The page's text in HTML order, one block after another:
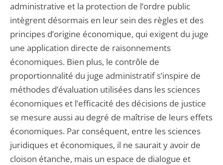
administrative et la protection de l’ordre public
intègrent désormais en leur sein des règles et des
principes d’origine économique, qui exigent du juge
une application directe de raisonnements
économiques. Bien plus, le contrôle de
proportionnalité du juge administratif s’inspire de
méthodes d’évaluation utilisées dans les sciences
économiques et l’efficacité des décisions de justice
se mesure aussi au degré de maîtrise de leurs effets
économiques. Par conséquent, entre les sciences
juridiques et économiques, il ne saurait y avoir de
cloison étanche, mais un espace de dialogue et